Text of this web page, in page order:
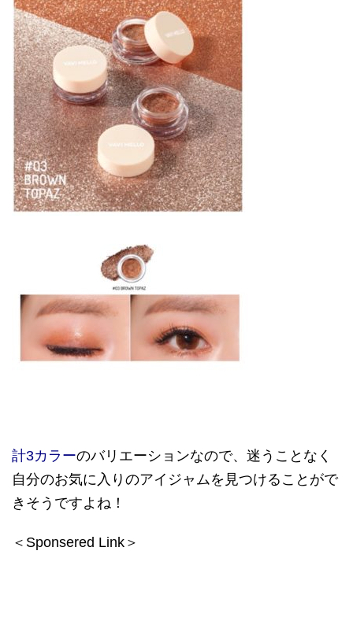
計3カラーのバリエーションなので、迷うことなく
自分のお気に入りのアイジャムを見つけることがで
きそうですよね！
＜Sponsered Link＞